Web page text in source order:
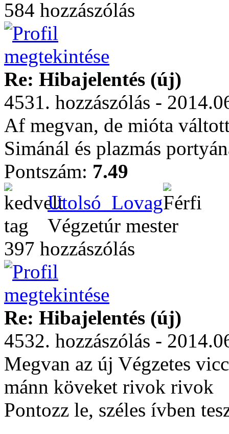
584 hozzászólás
Re: Hibajelentés (új)
4531. hozzászólás -
Af megvan, de mióta
Simánál és plazmás
Pontszám: 7.49
Utolsó_Lovag
Végzetúr mester
397 hozzászólás
Re: Hibajelentés (új)
4532. hozzászólás -
Megvan az új Végzetes
mánn köveket rivok rivok
Pontozz le, széles ívben